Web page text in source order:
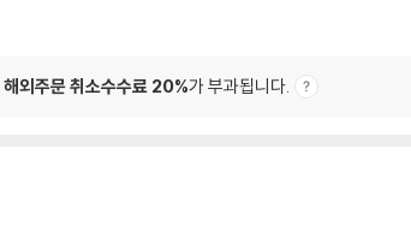
해외주문 취소수수료 20%가 부과됩니다.